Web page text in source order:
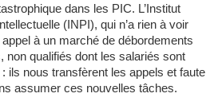
dans les PIC. L’Institut
(INPI), qui n’a rien à voir
à un marché de débordements
non qualifiés dont les salariés sont
: ils nous transfèrent les appels et faute
assumer ces nouvelles tâches.